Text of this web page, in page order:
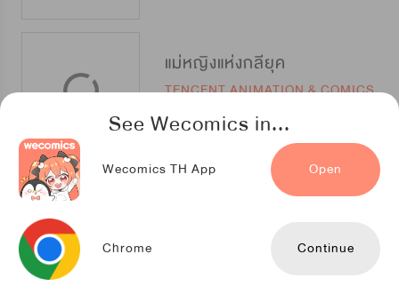
See Wecomics in...
Wecomics TH App Open
Chrome Continue
แม่หญิงแห่งกลียุค
TENCENT ANIMATION & COMICS
นางสาวขยะ ขอชำระแค้น